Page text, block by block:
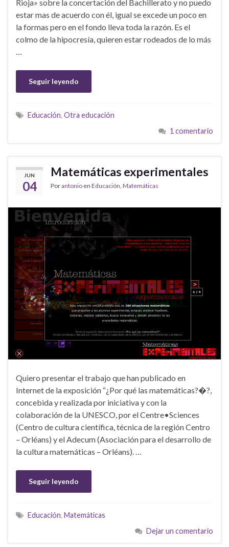
Rioja» sobre la concertación del Bachillerato y no puedo
estar mas de acuerdo con él, igual se excede un poco en
la formas pero en el fondo lleva toda la razón. Es el
colmo de la hipocresía, quieren estar rodeados de lo más
…
Seguir leyendo
Educación, Otra educación
1 comentario
JUN
04
Matemáticas experimentales
Porantonio en Educación, Matemáticas
Quiero presentar el trabajo que han publicado en
Internet de la exposición “¿Por qué las matemáticas?�?,
concebida y realizada por iniciativa y con la
colaboración de la UNESCO, por el Centre•Sciences
(Centro de cultura científica, técnica de la región Centro
– Orléans) y el Adecum (Asociación para el desarrollo de
la cultura matemáticas – Orléans). …
Seguir leyendo
Educación, Matemáticas
Dejar un comentario